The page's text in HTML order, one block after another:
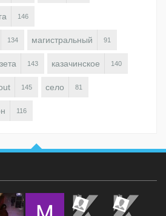
146
134 магистральный 91
143 казачинское 140
145 село 81
116